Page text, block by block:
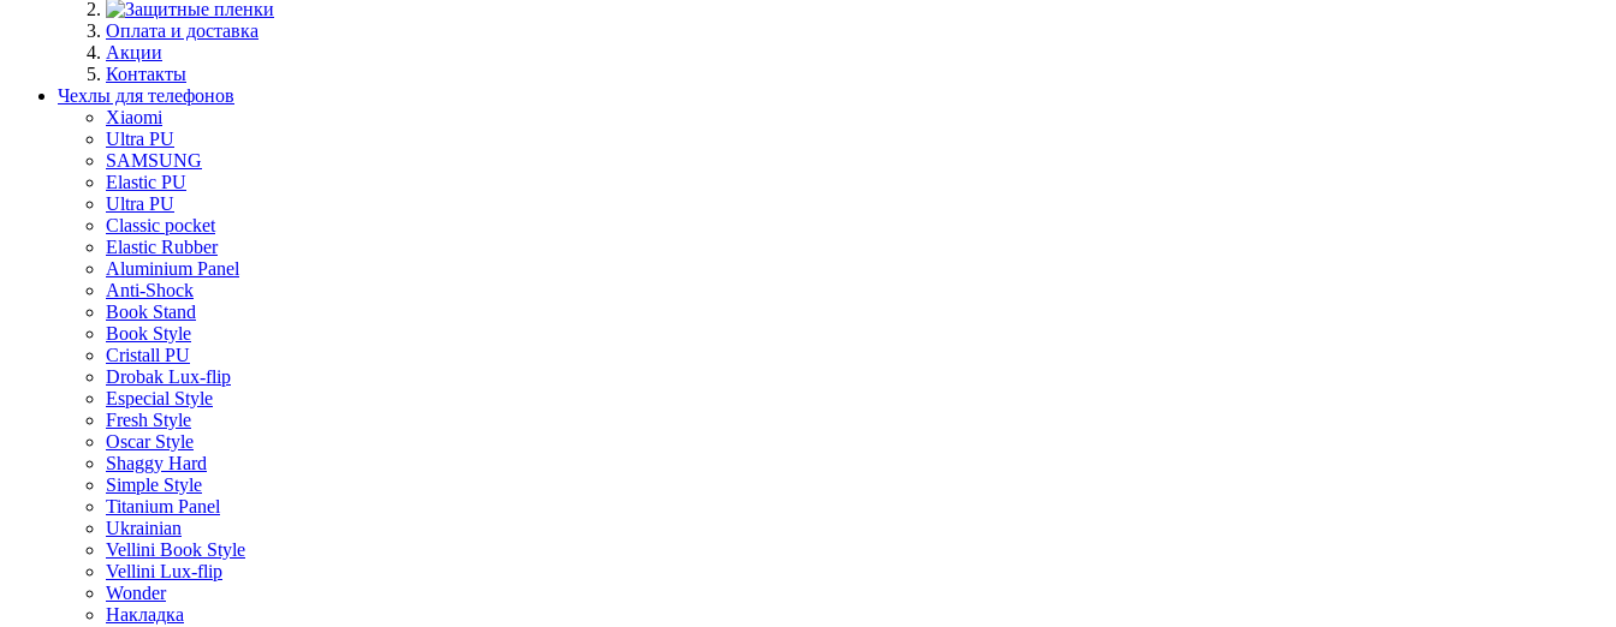
Оплата и доставка
Акции
Контакты
Чехлы для телефонов
Xiaomi
Ultra PU
SAMSUNG
Elastic PU
Ultra PU
Classic pocket
Elastic Rubber
Aluminium Panel
Anti-Shock
Book Stand
Book Style
Cristall PU
Drobak Lux-flip
Especial Style
Fresh Style
Oscar Style
Shaggy Hard
Simple Style
Titanium Panel
Ukrainian
Vellini Book Style
Vellini Lux-flip
Wonder
Накладка